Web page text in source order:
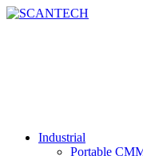
Industrial
Portable